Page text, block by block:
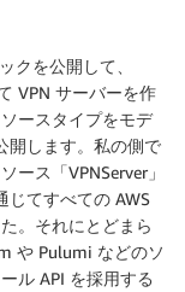
クを公開して、
VPN サーバーを作
ースタイプをモデ
開します。私の側で
ース「VPNServer」
じてすべての AWS
。それにとどまら
や Pulumi などのソ
ル API を採用する